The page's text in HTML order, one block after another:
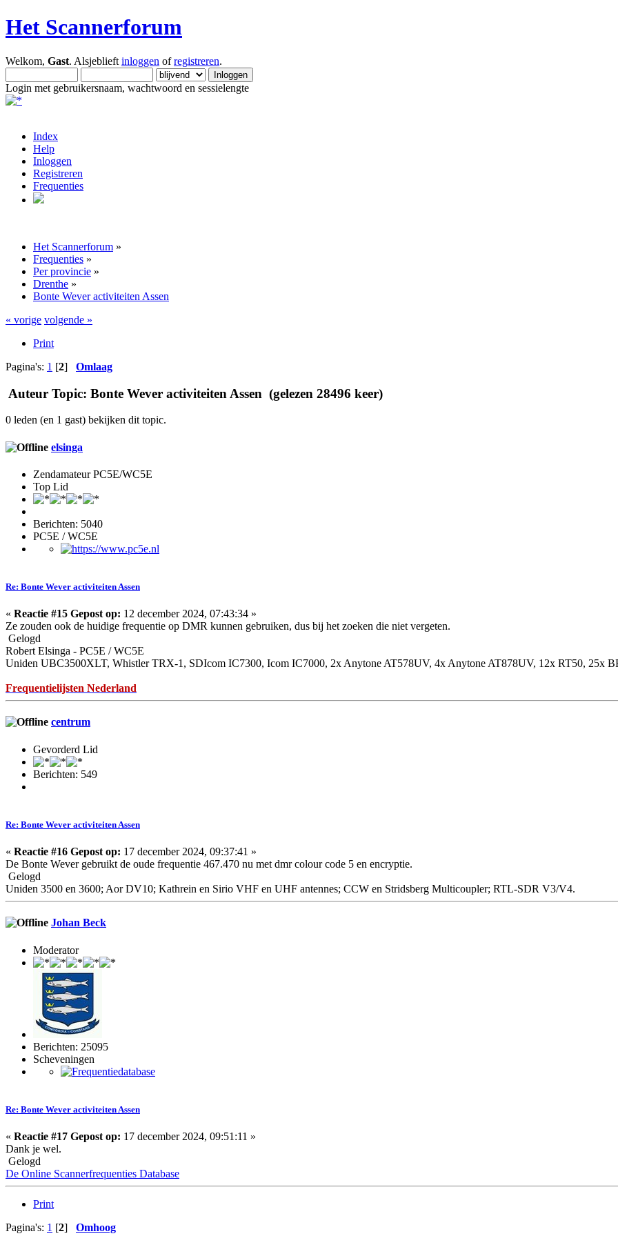
Het Scannerforum
Welkom, Gast. Alsjeblieft inloggen ofregistreren.
Login met gebruikersnaam, wachtwoord en sessielengte
Index
Help
Inloggen
Registreren
Frequenties
Het Scannerforum »
Frequenties »
Per provincie »
Drenthe »
Bonte Wever activiteiten Assen
« vorige volgende »
Print
Pagina's: 1 [2] Omlaag
Auteur Topic: Bonte Wever activiteiten Assen (gelezen 28496 keer)
0 leden (en 1 gast) bekijken dit topic.
elsinga
Zendamateur PC5E/WC5E
Top Lid
Berichten: 5040
PC5E / WC5E
Re: Bonte Wever activiteiten Assen
« Reactie #15 Gepost op: 12 december 2024, 07:43:34 »
Ze zouden ook de huidige frequentie op DMR kunnen gebruiken, dus bij het zoeken die niet vergeten.
Gelogd
Robert Elsinga - PC5E / WC5E
Uniden UBC3500XLT, Whistler TRX-1, SDIcom IC7300, Icom IC7000, 2x Anytone AT578UV, 4x Anytone AT878UV, 12x RT50, 25x
Frequentielijsten Nederland
centrum
Gevorderd Lid
Berichten: 549
Re: Bonte Wever activiteiten Assen
« Reactie #16 Gepost op: 17 december 2024, 09:37:41 »
De Bonte Wever gebruikt de oude frequentie 467.470 nu met dmr colour code 5 en encryptie.
Gelogd
Uniden 3500 en 3600; Aor DV10; Kathrein en Sirio VHF en UHF antennes; CCW en Stridsberg Multicoupler; RTL-SDR V3/V4.
Johan Beck
Moderator
Berichten: 25095
Scheveningen
Re: Bonte Wever activiteiten Assen
« Reactie #17 Gepost op: 17 december 2024, 09:51:11 »
Dank je wel.
Gelogd
De Online Scannerfrequenties Database
Print
Pagina's: 1 [2] Omhoog